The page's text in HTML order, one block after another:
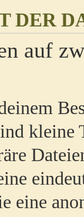
DER
auf
kleine
eine